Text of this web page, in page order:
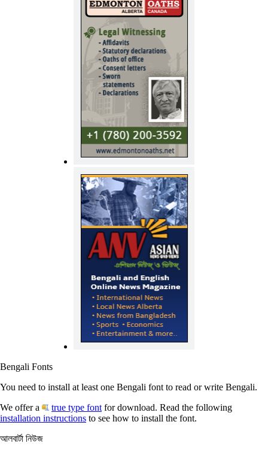
Bengali Fonts
You need to install at least one Bengali font to read or write Bengali.
We offer a
true type font for download. Read the following
installation instructions to see how to install the font.
আলবার্টা নিউজ